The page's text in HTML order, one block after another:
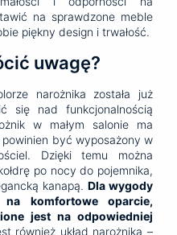
na sprawdzone meble
piękny design i trwałość.
uwagę?
narożnika została już
się nad funkcjonalnością
w małym salonie ma
powinien być wyposażony w
Dzięki temu można
po nocy do pojemnika,
kanapą. Dla wygody
komfortowe oparcie,
jest na odpowiedniej
również układ narożnika –